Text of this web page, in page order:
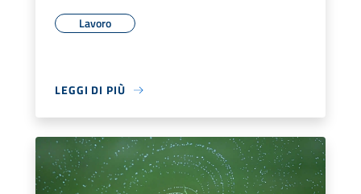
Lavoro
LEGGI DI PIÙ